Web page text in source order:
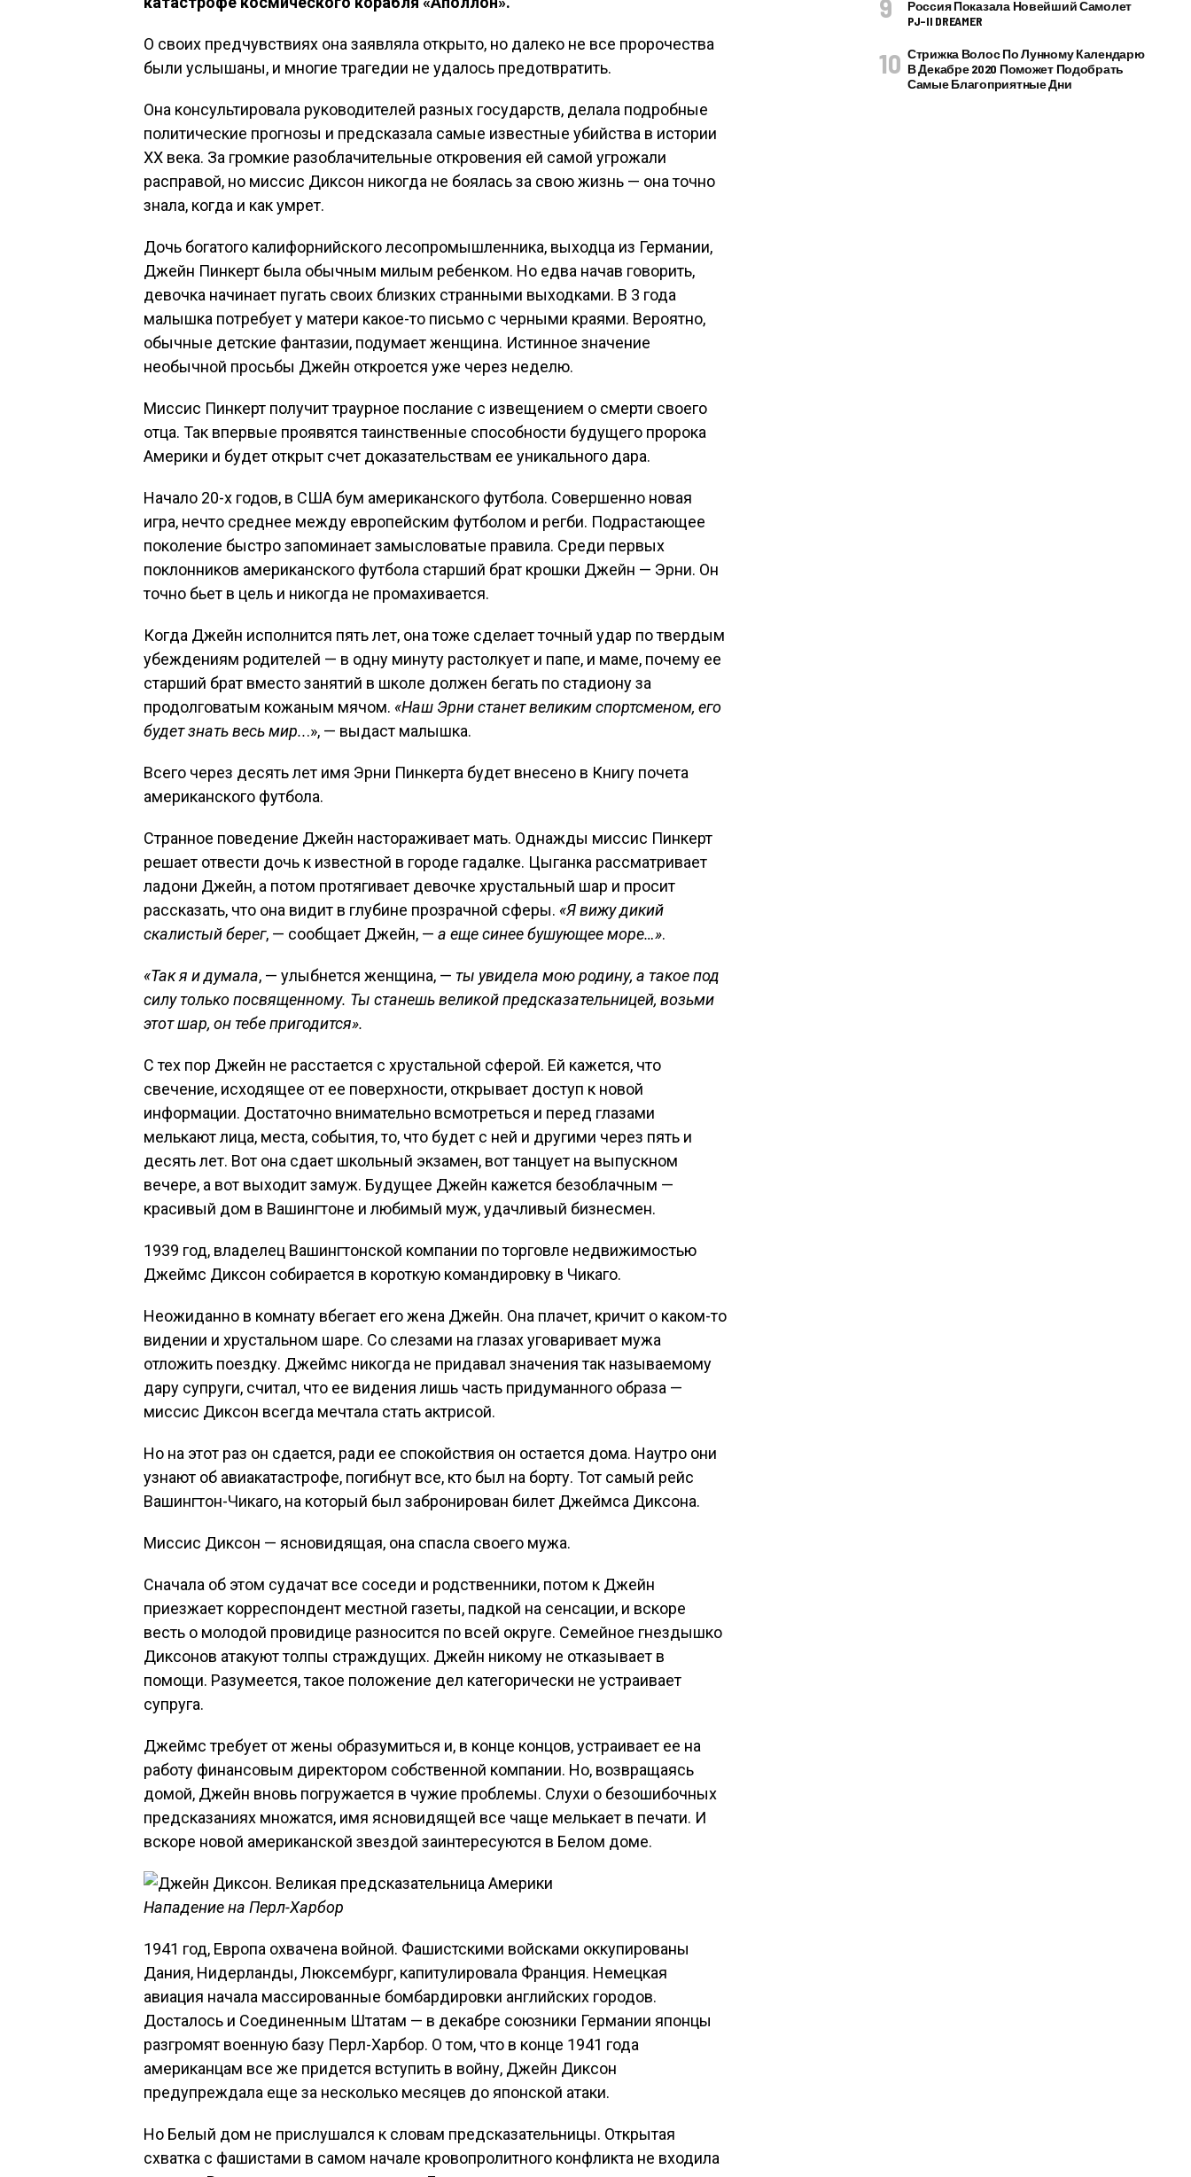
О своих предчувствиях она заявляла открыто, но далеко не все пророчества
были услышаны, и многие трагедии не удалось предотвратить.
Она консультировала руководителей разных государств, делала подробные
политические прогнозы и предсказала самые известные убийства в истории
ХХ века. За громкие разоблачительные откровения ей самой угрожали
расправой, но миссис Диксон никогда не боялась за свою жизнь — она точно
знала, когда и как умрет.
Дочь богатого калифорнийского лесопромышленника, выходца из Германии,
Джейн Пинкерт была обычным милым ребенком. Но едва начав говорить,
девочка начинает пугать своих близких странными выходками. В 3 года
малышка потребует у матери какое-то письмо с черными краями. Вероятно,
обычные детские фантазии, подумает женщина. Истинное значение
необычной просьбы Джейн откроется уже через неделю.
Миссис Пинкерт получит траурное послание с извещением о смерти своего
отца. Так впервые проявятся таинственные способности будущего пророка
Америки и будет открыт счет доказательствам ее уникального дара.
Начало 20-х годов, в США бум американского футбола. Совершенно новая
игра, нечто среднее между европейским футболом и регби. Подрастающее
поколение быстро запоминает замысловатые правила. Среди первых
поклонников американского футбола старший брат крошки Джейн — Эрни. Он
точно бьет в цель и никогда не промахивается.
Когда Джейн исполнится пять лет, она тоже сделает точный удар по твердым
убеждениям родителей — в одну минуту растолкует и папе, и маме, почему ее
старший брат вместо занятий в школе должен бегать по стадиону за
продолговатым кожаным мячом. «Наш Эрни станет великим спортсменом, его
будет знать весь мир...», — выдаст малышка.
Всего через десять лет имя Эрни Пинкерта будет внесено в Книгу почета
американского футбола.
Странное поведение Джейн настораживает мать. Однажды миссис Пинкерт
решает отвести дочь к известной в городе гадалке. Цыганка рассматривает
ладони Джейн, а потом протягивает девочке хрустальный шар и просит
рассказать, что она видит в глубине прозрачной сферы. «Я вижу дикий
скалистый берег, — сообщает Джейн, — а еще синее бушующее море…».
«Так я и думала, — улыбнется женщина, — ты увидела мою родину, а такое под
силу только посвященному. Ты станешь великой предсказательницей, возьми
этот шар, он тебе пригодится».
С тех пор Джейн не расстается с хрустальной сферой. Ей кажется, что
свечение, исходящее от ее поверхности, открывает доступ к новой
информации. Достаточно внимательно всмотреться и перед глазами
мелькают лица, места, события, то, что будет с ней и другими через пять и
десять лет. Вот она сдает школьный экзамен, вот танцует на выпускном
вечере, а вот выходит замуж. Будущее Джейн кажется безоблачным —
красивый дом в Вашингтоне и любимый муж, удачливый бизнесмен.
1939 год, владелец Вашингтонской компании по торговле недвижимостью
Джеймс Диксон собирается в короткую командировку в Чикаго.
Неожиданно в комнату вбегает его жена Джейн. Она плачет, кричит о каком-то
видении и хрустальном шаре. Со слезами на глазах уговаривает мужа
отложить поездку. Джеймс никогда не придавал значения так называемому
дару супруги, считал, что ее видения лишь часть придуманного образа —
миссис Диксон всегда мечтала стать актрисой.
Но на этот раз он сдается, ради ее спокойствия он остается дома. Наутро они
узнают об авиакатастрофе, погибнут все, кто был на борту. Тот самый рейс
Вашингтон-Чикаго, на который был забронирован билет Джеймса Диксона.
Миссис Диксон — ясновидящая, она спасла своего мужа.
Сначала об этом судачат все соседи и родственники, потом к Джейн
приезжает корреспондент местной газеты, падкой на сенсации, и вскоре
весть о молодой провидице разносится по всей округе. Семейное гнездышко
Диксонов атакуют толпы страждущих. Джейн никому не отказывает в
помощи. Разумеется, такое положение дел категорически не устраивает
супруга.
Джеймс требует от жены образумиться и, в конце концов, устраивает ее на
работу финансовым директором собственной компании. Но, возвращаясь
домой, Джейн вновь погружается в чужие проблемы. Слухи о безошибочных
предсказаниях множатся, имя ясновидящей все чаще мелькает в печати. И
вскоре новой американской звездой заинтересуются в Белом доме.
Нападение на Перл-Харбор
1941 год, Европа охвачена войной. Фашистскими войсками оккупированы
Дания, Нидерланды, Люксембург, капитулировала Франция. Немецкая
авиация начала массированные бомбардировки английских городов.
Досталось и Соединенным Штатам — в декабре союзники Германии японцы
разгромят военную базу Перл-Харбор. О том, что в конце 1941 года
американцам все же придется вступить в войну, Джейн Диксон
предупреждала еще за несколько месяцев до японской атаки.
Но Белый дом не прислушался к словам предсказательницы. Открытая
схватка с фашистами в самом начале кровопролитного конфликта не входила
Россия Показала Новейший Самолет
PJ–II DREAMER
Стрижка Волос По Лунному Календарю
В Декабре 2020 Поможет Подобрать
Самые Благоприятные Дни